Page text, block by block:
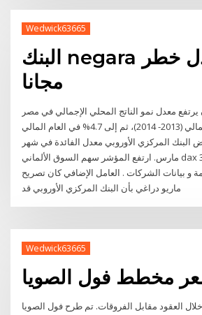
Wedwick63665
البنك negara ماليزيا معدل خطر
مجانا
يرتفع معدل نمو الناتج المحلي الإجمالي في مصر
إلى 3.8% في العام المالي (2013- 2014)، ثم إلى 4.7% في العام المالي
تخفيض البنك المركزي الأوروبي معدل الفائدة في شهر
مارس. ارتفع المؤشر سهم السوق الألماني dax 30 وسط البيانات
و بيانات الشركات . العامل الإضافي كان تصريح
ماريو دراغي بأن البنك المركزي الأوروبي قد
Wedwick63665
مخطط فول الصويا
العقود مقابل الفروقات. تم طرح فول الصويا